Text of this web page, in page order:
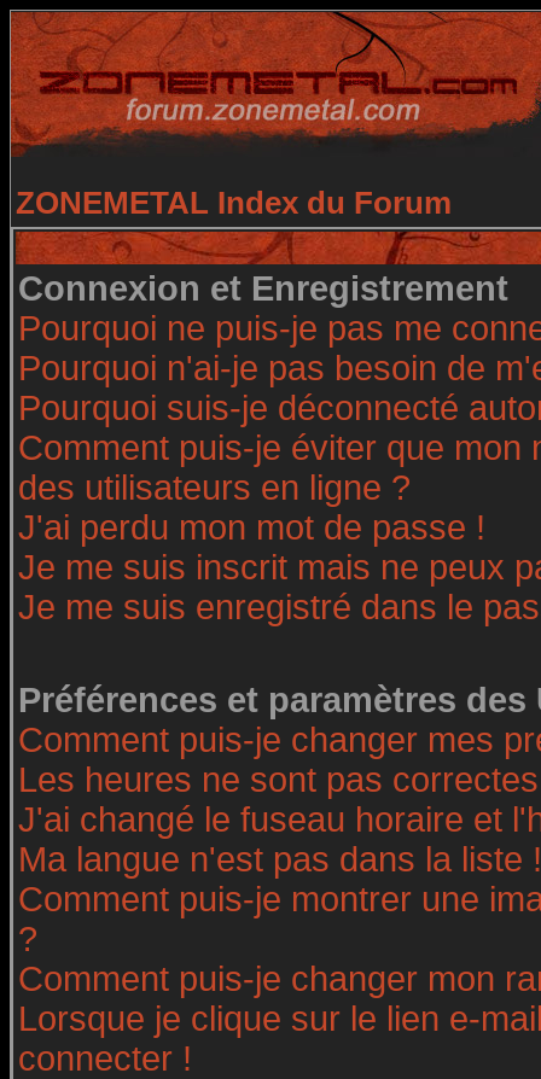
ZONEMETAL Index du Forum
Connexion et Enregistrement
Pourquoi ne puis-je pas me
Pourquoi n'ai-je pas besoin de
Pourquoi suis-je déconnecté
Comment puis-je éviter que
des utilisateurs en ligne ?
J'ai perdu mon mot de passe !
Je me suis inscrit mais ne peux
Je me suis enregistré dans le
Préférences et paramètres
Comment puis-je changer mes
Les heures ne sont pas
J'ai changé le fuseau horaire et
Ma langue n'est pas dans la liste !
Comment puis-je montrer une
?
Comment puis-je changer mon
Lorsque je clique sur le lien e-
connecter !